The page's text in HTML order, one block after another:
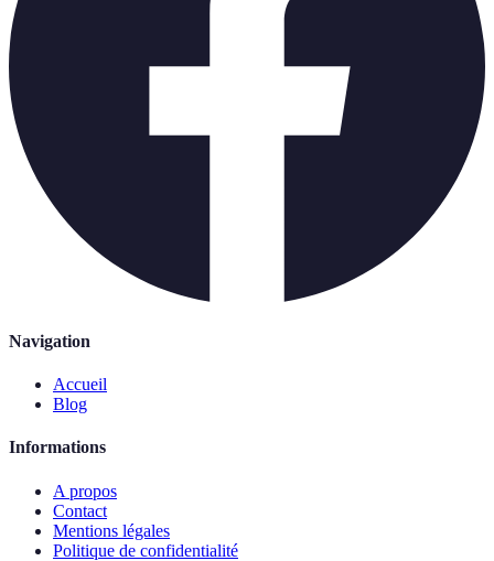
Navigation
Accueil
Blog
Informations
A propos
Contact
Mentions légales
Politique de confidentialité